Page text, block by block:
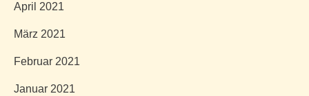
April 2021
März 2021
Februar 2021
Januar 2021